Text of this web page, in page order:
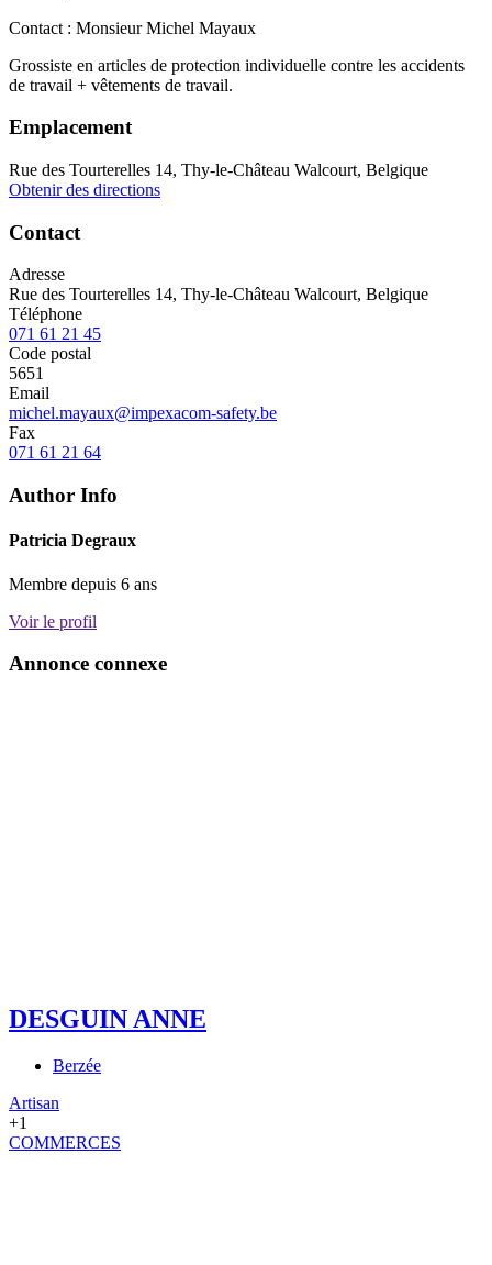
Contact : Monsieur Michel Mayaux
Grossiste en articles de protection individuelle contre les accidents
de travail + vêtements de travail.
Emplacement
Rue des Tourterelles 14, Thy-le-Château Walcourt, Belgique
Obtenir des directions
Contact
Adresse
Rue des Tourterelles 14, Thy-le-Château Walcourt, Belgique
Téléphone
071 61 21 45
Code postal
5651
Email
michel.mayaux@impexacom-safety.be
Fax
071 61 21 64
Author Info
Patricia Degraux
Membre depuis 6 ans
Voir le profil
Annonce connexe
DESGUIN ANNE
Berzée
Artisan
+1
COMMERCES